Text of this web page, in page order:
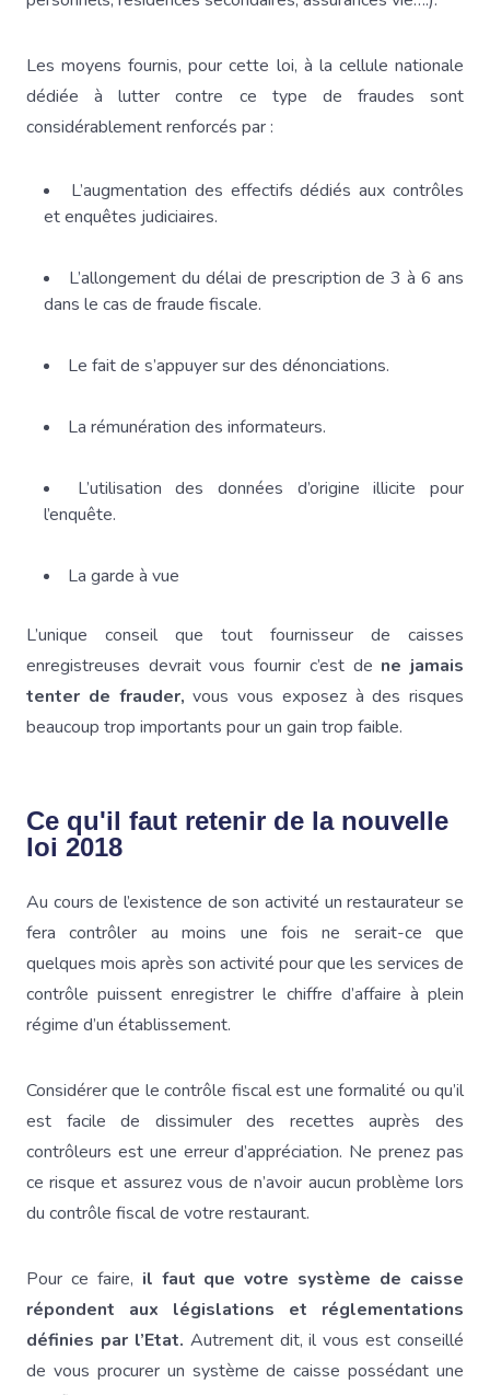
Les moyens fournis, pour cette loi, à la cellule nationale
dédiée à lutter contre ce type de fraudes sont
considérablement renforcés par :
L’augmentation des effectifs dédiés aux contrôles
et enquêtes judiciaires.
L’allongement du délai de prescription de 3 à 6 ans
dans le cas de fraude fiscale.
Le fait de s’appuyer sur des dénonciations.
La rémunération des informateurs.
L’utilisation des données d’origine illicite pour
l’enquête.
La garde à vue
L’unique conseil que tout fournisseur de caisses
enregistreuses devrait vous fournir c’est de ne jamais
tenter de frauder,vous vous exposez à des risques
beaucoup trop importants pour un gain trop faible.
Ce qu'il faut retenir de la nouvelle
loi 2018
Au cours de l’existence de son activité un restaurateur se
fera contrôler au moins une fois ne serait-ce que
quelques mois après son activité pour que les services de
contrôle puissent enregistrer le chiffre d’affaire à plein
régime d’un établissement.
Considérer que le contrôle fiscal est une formalité ou qu’il
est facile de dissimuler des recettes auprès des
contrôleurs est une erreur d’appréciation. Ne prenez pas
ce risque et assurez vous de n’avoir aucun problème lors
du contrôle fiscal de votre restaurant.
Pour ce faire, il faut que votre système de caisse
répondent aux législations et réglementations
définies par l’Etat. Autrement dit, il vous est conseillé
de vous procurer un système de caisse possédant une